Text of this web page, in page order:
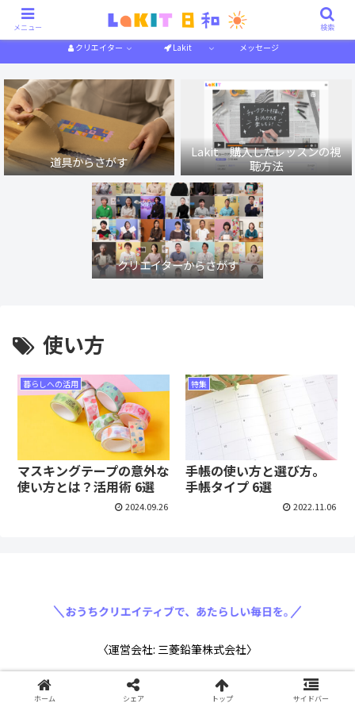
作り方解説 特集一覧
クリエイター Lakit メッセージ
道具からさがす
Lakit 購入したレッスンの視
聴方法
クリエイターからさがす
使い方
暮らしへの活用
マスキングテープの意外な
使い方とは？活用術 6選
2024.09.26
特集
手帳の使い方と選び方。
手帳タイプ 6選
2022.11.06
〈運営会社: 三菱鉛筆株式会社〉
メニュー 検索
ホーム シェア トップ サイドバー